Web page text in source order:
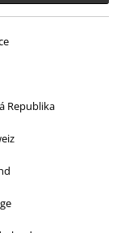
Republika